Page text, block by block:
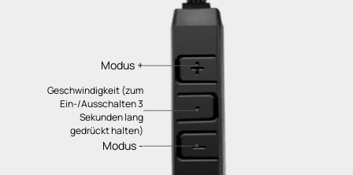
Modus +
Geschwindigkeit (zum
Ein-/Ausschalten 3
Sekunden lang
gedrückt halten)
Modus -